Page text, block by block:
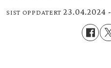
SIST OPPDATERT 23.04.2024